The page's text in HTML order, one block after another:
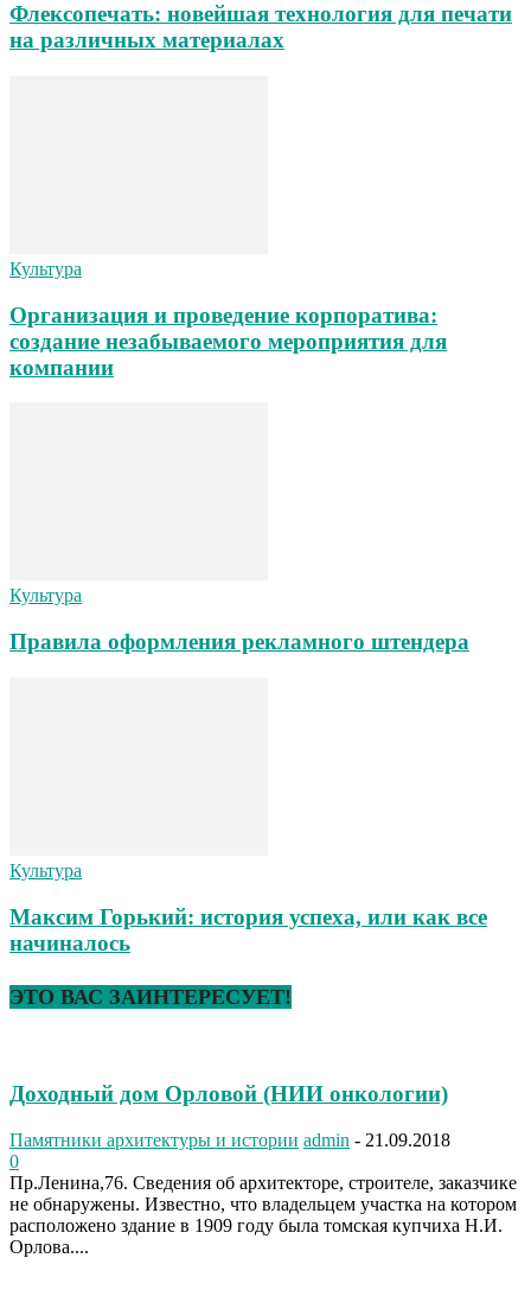
Флексопечать: новейшая технология для печати
на различных материалах
Культура
Организация и проведение корпоратива:
создание незабываемого мероприятия для
компании
Культура
Правила оформления рекламного штендера
Культура
Максим Горький: история успеха, или как все
начиналось
ЭТО ВАС ЗАИНТЕРЕСУЕТ!
Доходный дом Орловой (НИИ онкологии)
Памятники архитектуры и истории admin - 21.09.2018
0
Пр.Ленина,76. Сведения об архитекторе, строителе, заказчике
не обнаружены. Известно, что владельцем участка на котором
расположено здание в 1909 году была томская купчиха Н.И.
Орлова....